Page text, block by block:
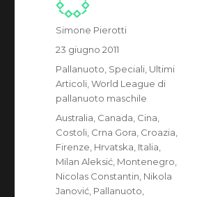
Autore
Simone Pierotti
Pubblicato
il
23 giugno 2011
Categorie
Pallanuoto Speciali Ultimi
Articoli ,World League di
pallanuoto maschile
Tag
Australia Canada Cina
Costoli Crna Gora Croazia
Firenze Hrvatska Italia
Milan Aleksić Montenegro
Nicolas Constantin Nikola
Janović Pallanuoto